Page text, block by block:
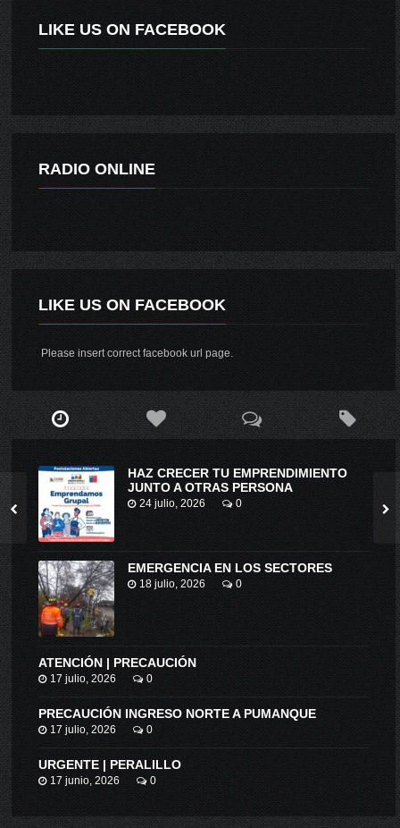
LIKE US ON FACEBOOK
RADIO ONLINE
LIKE US ON FACEBOOK
Please insert correct facebook url page.
HAZ CRECER TU EMPRENDIMIENTO
JUNTO A OTRAS PERSONA
24 julio, 2026 0
EMERGENCIA EN LOS SECTORES
18 julio, 2026 0
ATENCIÓN | PRECAUCIÓN
17 julio, 2026 0
PRECAUCIÓN INGRESO NORTE A PUMANQUE
17 julio, 2026 0
URGENTE | PERALILLO
17 junio, 2026 0